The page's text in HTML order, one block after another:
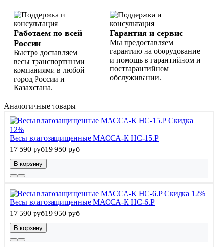
Работаем по всей
России
Быстро доставляем
весы транспортными
компаниями в любой
город России и
Казахстана.
Гарантия и сервис
Мы предоставляем
гарантию на оборудование
и помощь в гарантийном и
постгарантийном
обслуживании.
Аналогичные товары
Скидка
12%
Весы влагозащищенные МАССА-К HC-15.P
17 590 руб19 950 руб
В корзину
Скидка 12%
Весы влагозащищенные МАССА-К HC-6.P
17 590 руб19 950 руб
В корзину